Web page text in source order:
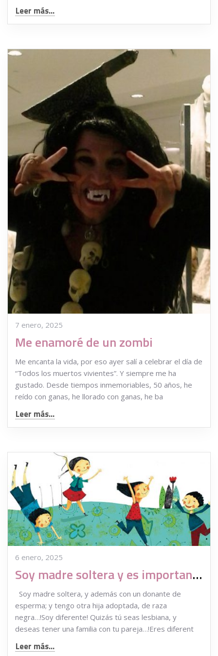
Leer más...
7 enero, 2025
Me enamoré de un zombi
Me encanta la vida, por eso ayer salí a celebrar el día de
“Todos los muertos vivientes”. Y siempre me ha
gustado. Desde tiempos inmemoriables, 50 años, he
reído con ganas, he llorado con ganas, he ba
Leer más...
6 enero, 2025
Soy madre soltera y es importante educar en la diversidad
Soy madre soltera, y además con un donante de
esperma; y tengo otra hija adoptada, de raza
negra…!Soy diferente! Quizás tú seas lesbiana, y
deseas tener una familia con tu pareja…!Eres diferent
Leer más...